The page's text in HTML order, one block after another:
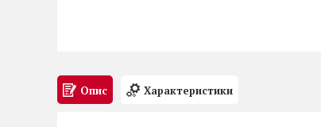
Опис Характеристики